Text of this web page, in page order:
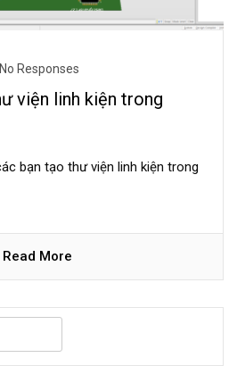
No Responses
viện linh kiện trong
bạn tạo thư viện linh kiện trong
Read More